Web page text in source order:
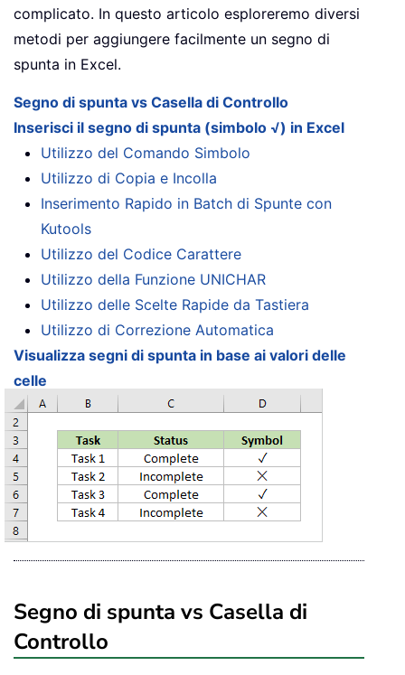
complicato. In questo articolo esploreremo diversi
metodi per aggiungere facilmente un segno di
spunta in Excel.
Segno di spunta vs Casella di Controllo
Inserisci il segno di spunta (simbolo √) in Excel
Utilizzo del Comando Simbolo
Utilizzo di Copia e Incolla
Inserimento Rapido in Batch di Spunte con
Kutools
Utilizzo del Codice Carattere
Utilizzo della Funzione UNICHAR
Utilizzo delle Scelte Rapide da Tastiera
Utilizzo di Correzione Automatica
Visualizza segni di spunta in base ai valori delle
celle
Segno di spunta vs Casella di
Controllo